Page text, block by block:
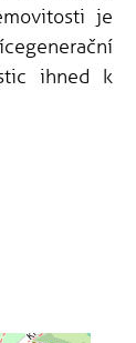
je
ihned k